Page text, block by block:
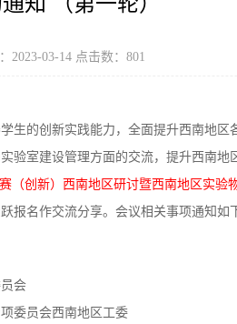
2023-03-14 点击数： 801
的创新实践能力，全面提升西南地区
验室建设管理方面的交流，提升西南
（创新）西南地区研讨暨西南地区实验
报名作交流分享。会议相关事项通知如
会
委员会西南地区工委